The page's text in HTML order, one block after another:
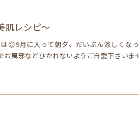
肌レシピ～
😊9月に入って朝夕、だいぶん涼しくな
お風邪などひかれないようご自愛下さいま